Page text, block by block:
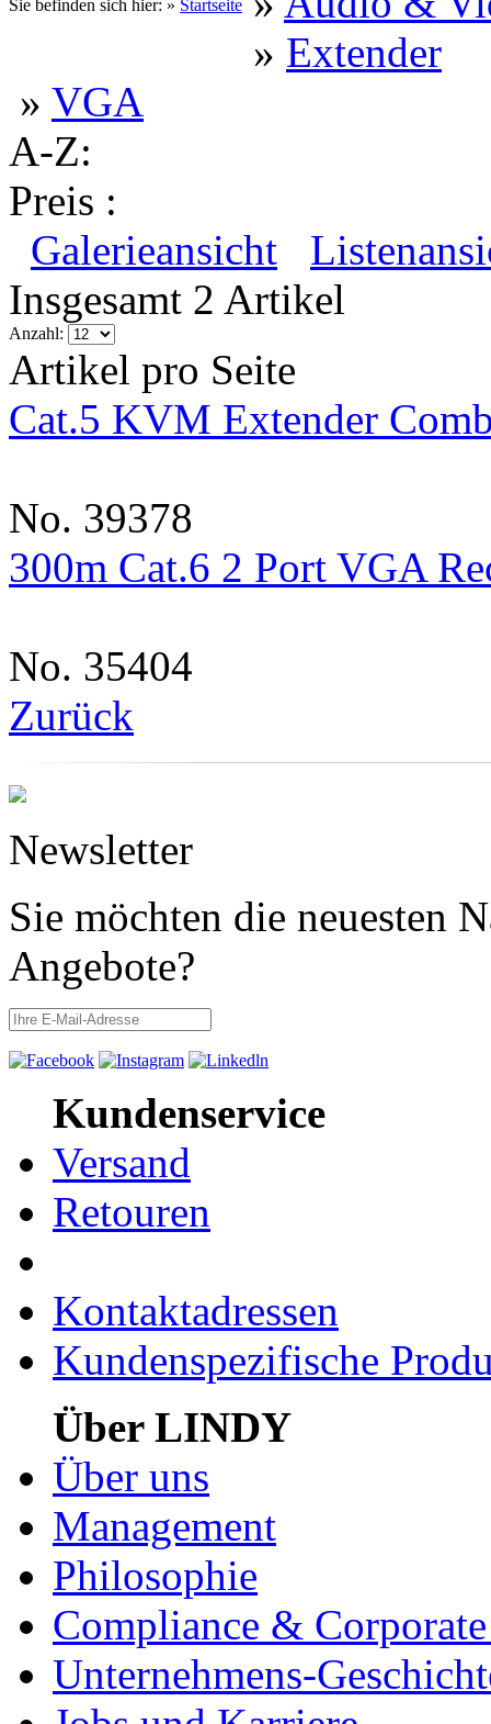
Sie befinden sich hier: » Startseite
» Extender
» VGA
A-Z:
Preis :
Galerieansicht
Insgesamt 2 Artikel
Anzahl:
Artikel pro Seite
Cat.5 KVM Extender
No. 39378
300m Cat.6 2 Port VGA
No. 35404
Zurück
Newsletter
Sie möchten die neuesten
Angebote?
Kundenservice
Versand
Retouren
Kontaktadressen
Kundenspezifische
Über LINDY
Über uns
Management
Philosophie
Compliance &
Unternehmens-